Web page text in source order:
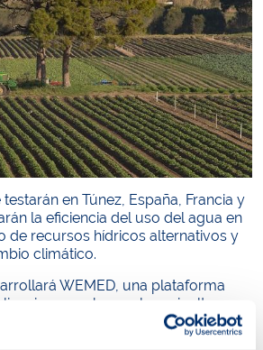
en Túnez, España, Francia y
la eficiencia del uso del agua en
de recursos hídricos alternativos y
climático.
WEMED, una plataforma
web para la agricultura en
los próximos 3 años, este proyecto
participativos innovadores para